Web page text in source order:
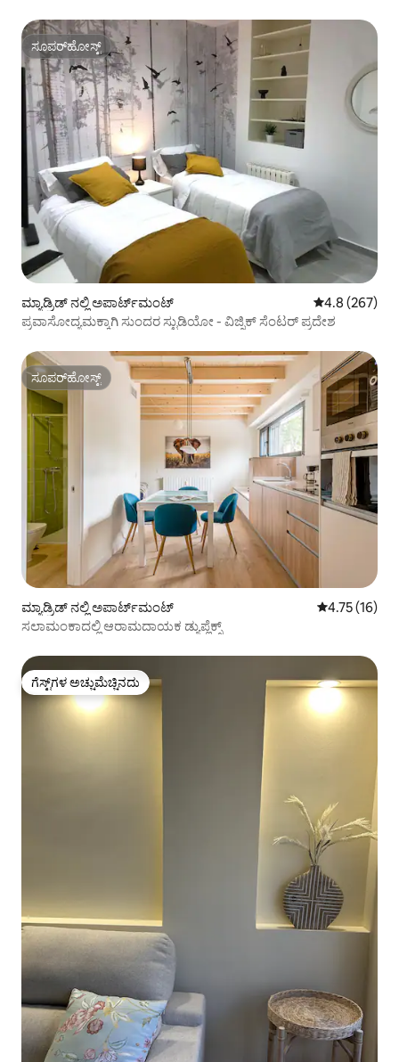
ಸೂಪರ್‌ಹೋಸ್ಟ್
ಸೂಪರ್‌ಹೋಸ್ಟ್
ಮ್ಯಾಡ್ರಿಡ್ ನಲ್ಲಿ ಅಪಾರ್ಟ್‌ಮಂಟ್ 5 ರಲ್ಲಿ 4.8
4.8 (267)
ಪ್ರವಾಸೋದ್ಯಮಕ್ಕಾಗಿ ಸುಂದರ ಸ್ಟುಡಿಯೋ - ವಿಜ್ನಿಕ್ ಸೆಂಟರ್ ಪ್ರದೇಶ
ಸೂಪರ್‌ಹೋಸ್ಟ್
ಸೂಪರ್‌ಹೋಸ್ಟ್
ಮ್ಯಾಡ್ರಿಡ್ ನಲ್ಲಿ ಅಪಾರ್ಟ್‌ಮಂಟ್ 5 ರಲ್ಲಿ 4.75
4.75 (16)
ಸಲಾಮಂಕಾದಲ್ಲಿ ಆರಾಮದಾಯಕ ಡ್ಯುಪ್ಲೆಕ್ಸ್
ಗೆಸ್ಟ್‌ಗಳ ಅಚ್ಚುಮೆಚ್ಚಿನದು
ಗೆಸ್ಟ್‌ಗಳ ಅಚ್ಚುಮೆಚ್ಚಿನದು